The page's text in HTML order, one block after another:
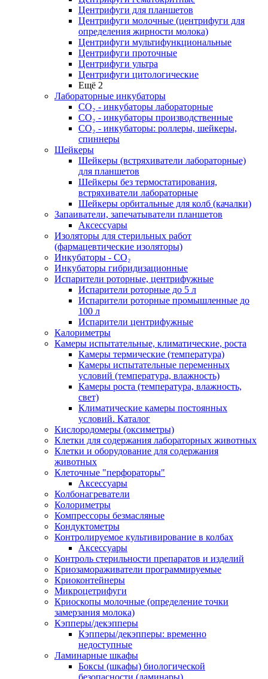
Центрифуги для планшетов
Центрифуги молочные (центрифуги для
определения жирности молока)
Центрифуги мультифункциональные
Центрифуги проточные
Центрифуги ультра
Центрифуги цитологические
Ещё 2
Лабораторные инкубаторы
СО₂ - инкубаторы лабораторные
СО₂ - инкубаторы производственные
СО₂ - инкубаторы: роллеры, шейкеры,
спиннеры
Шейкеры
Шейкеры (встряхиватели лабораторные)
для планшетов
Шейкеры без термостатирования,
встряхиватели лабораторные
Шейкеры орбитальные для колб (качалки)
Запаиватели, запечатыватели планшетов
Аксессуары
Изоляторы для стерильных работ
(фармацевтические изоляторы)
Инкубаторы - CO₂
Инкубаторы гибридизационные
Испарители роторные, центрифужные
Испарители роторные до 5 л
Испарители роторные промышленные до
100 л
Испарители центрифужные
Калориметры
Камеры испытательные, климатические, роста
Камеры термические (температура)
Камеры испытательные переменных
условий (температура, влажность)
Камеры роста (температура, влажность,
свет)
Климатические камеры постоянных
условий. Каталог
Кислородомеры (оксиметры)
Клетки для содержания лабораторных животных
Клетки и оборудование для содержания
животных
Клеточные "перфораторы"
Аксессуары
Колбонагреватели
Колориметры
Компрессоры безмасляные
Кондуктометры
Контролируемое культивирование в колбах
Аксессуары
Контроль стерильности препаратов и изделий
Криозамораживатели программируемые
Криоконтейнеры
Микроцетрифуги
Криоскопы молочные (определение точки
замерзания молока)
Кэпперы/декэпперы
Кэпперы/декэпперы: временно
недоступные
Ламинарные шкафы
Боксы (шкафы) биологической
безопасности (ламинары)